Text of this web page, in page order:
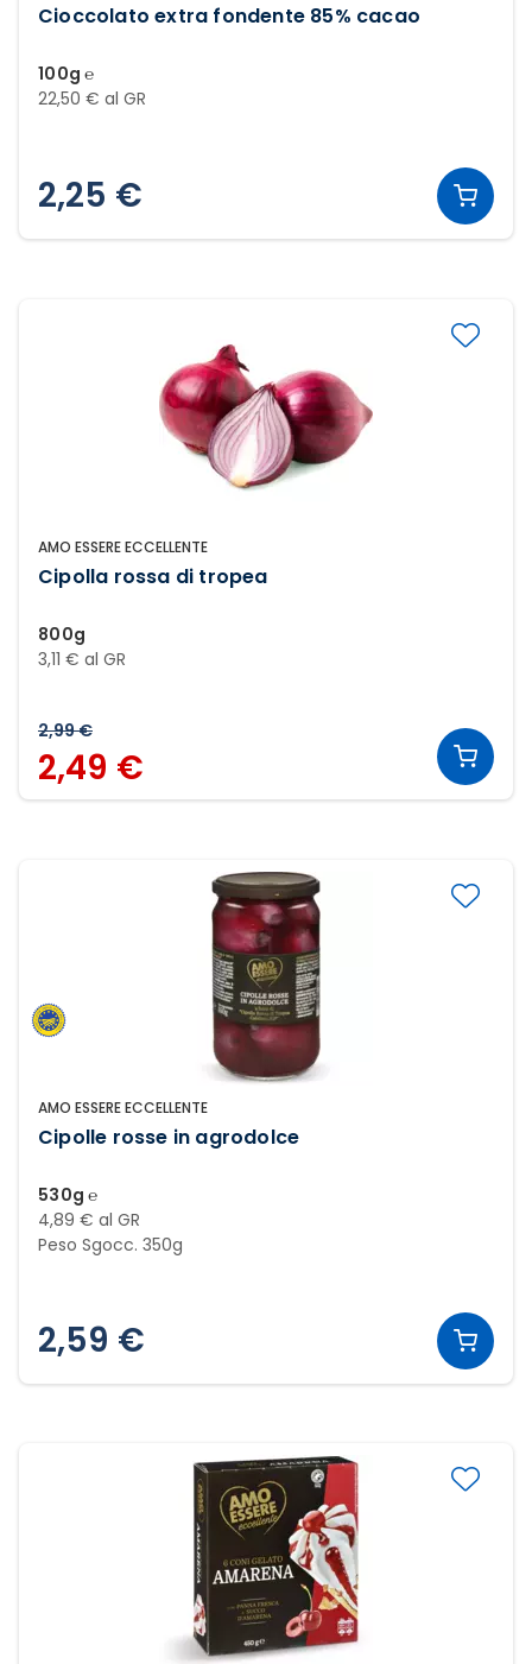
Cioccolato extra fondente 85% cacao
100g ℮
22,50 € al GR
2,25 €
AMO ESSERE ECCELLENTE
Cipolla rossa di tropea
800g
3,11 € al GR
2,99 €
2,49 €
AMO ESSERE ECCELLENTE
Cipolle rosse in agrodolce
530g ℮
4,89 € al GR
Peso Sgocc. 350g
2,59 €